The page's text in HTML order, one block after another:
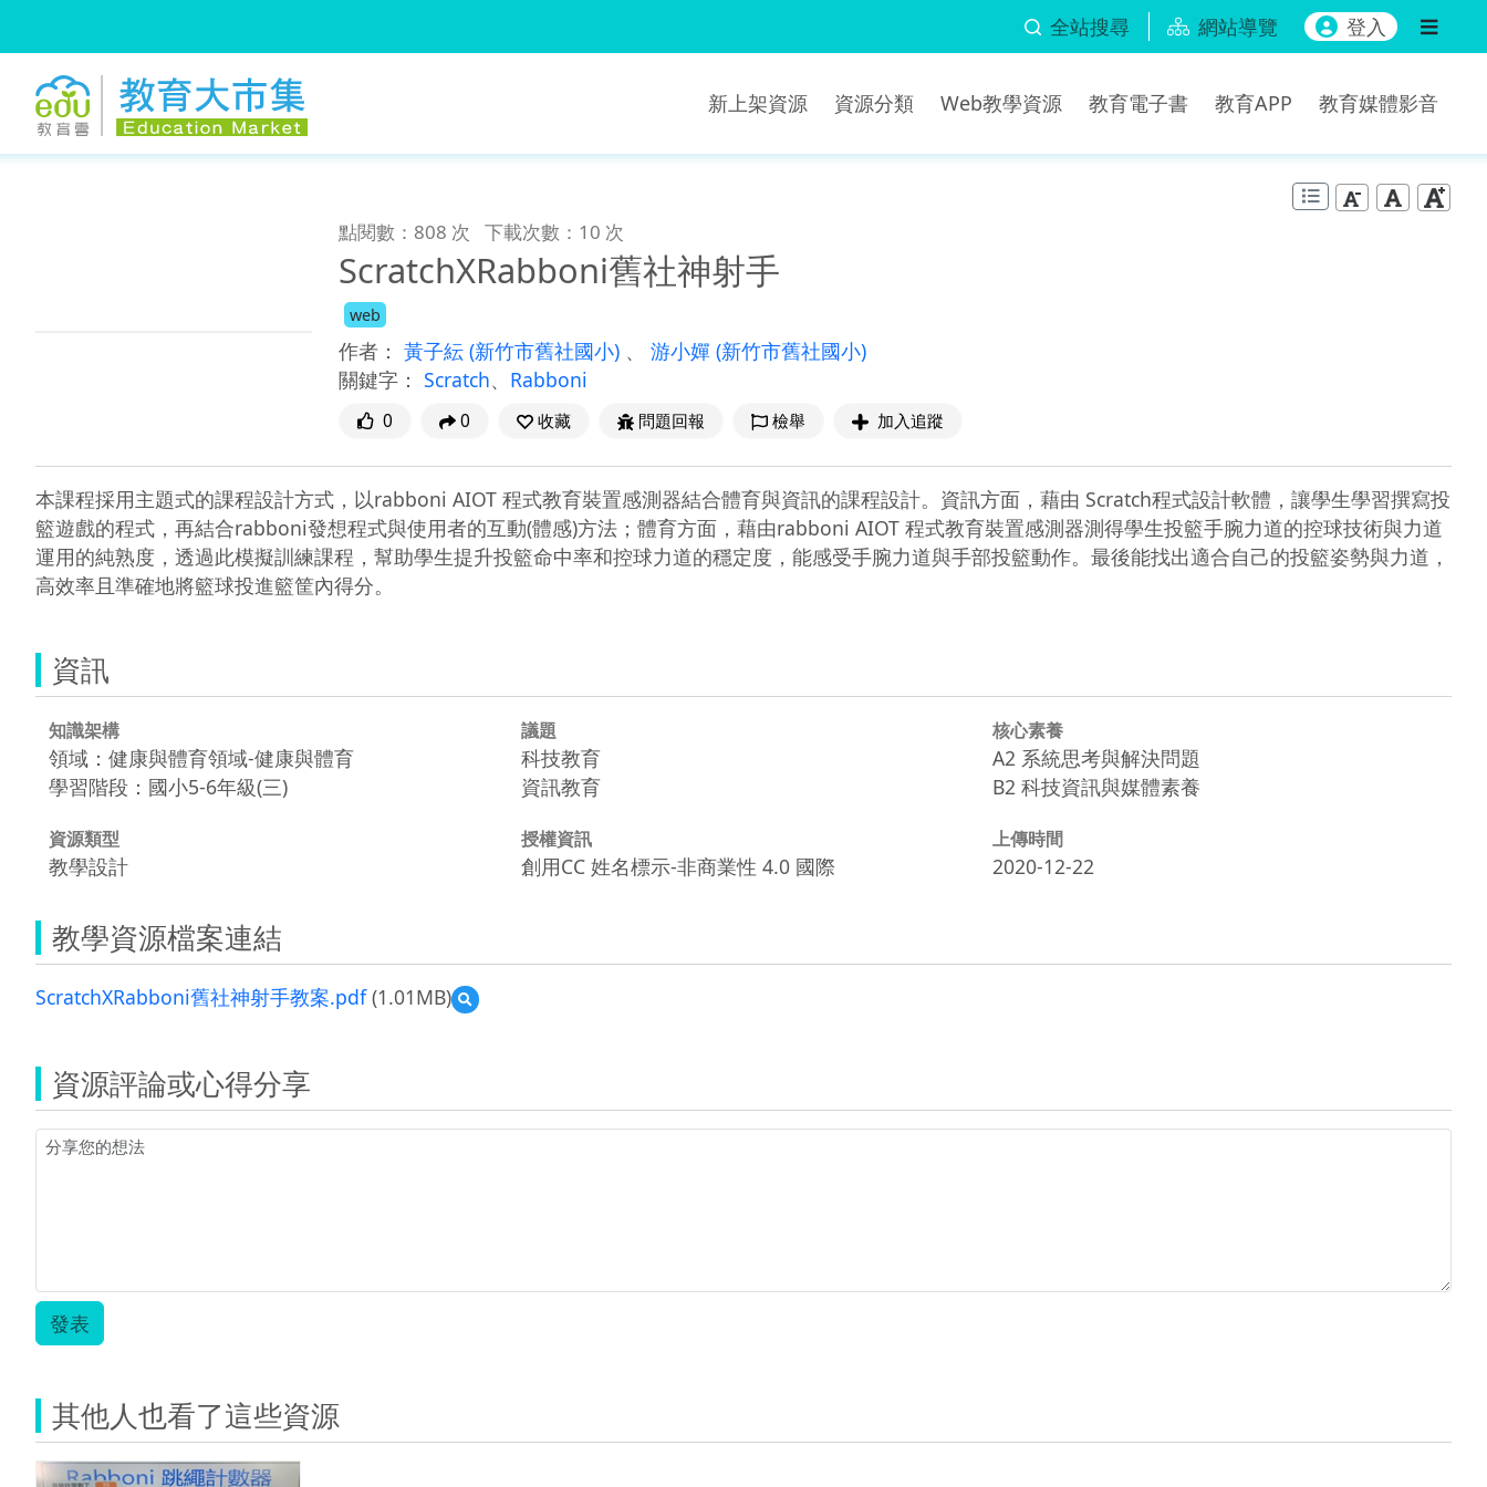
全站搜尋 網站導覽 登入
新上架資源 資源分類 Web教學資源 教育電子書 教育APP 教育媒體影音
點閱數：808 次 下載次數：10 次
ScratchXRabboni舊社神射手
web
作者： 黃子紜 (新竹市舊社國小) 、 游小嬋 (新竹市舊社國小)
關鍵字： Scratch、 Rabboni
0 0 收藏 問題回報 檢舉 加入追蹤
本課程採用主題式的課程設計方式，以rabboni AIOT 程式教育裝置感測器結合體育與資訊的課程設計。資訊方面，藉由 Scratch程式設計軟體，讓學生學習撰寫投
籃遊戲的程式，再結合rabboni發想程式與使用者的互動(體感)方法；體育方面，藉由rabboni AIOT 程式教育裝置感測器測得學生投籃手腕力道的控球技術與力道
運用的純熟度，透過此模擬訓練課程，幫助學生提升投籃命中率和控球力道的穩定度，能感受手腕力道與手部投籃動作。最後能找出適合自己的投籃姿勢與力道，
高效率且準確地將籃球投進籃筐內得分。
資訊
知識架構
領域：健康與體育領域-健康與體育
學習階段：國小5-6年級(三)
議題
科技教育
資訊教育
核心素養
A2 系統思考與解決問題
B2 科技資訊與媒體素養
資源類型
教學設計
授權資訊
創用CC 姓名標示-非商業性 4.0 國際
上傳時間
2020-12-22
教學資源檔案連結
ScratchXRabboni舊社神射手教案.pdf(1.01MB)
預
覽
射
資源評論或心得分享
發表
其他人也看了這些資源